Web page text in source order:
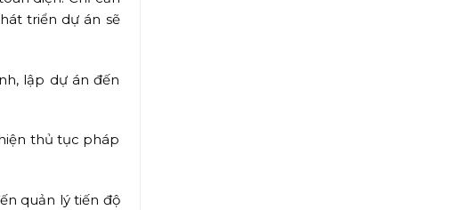
triển dự án sẽ
lập dự án đến
thủ tục pháp
quản lý tiến độ